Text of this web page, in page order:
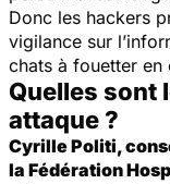
Donc les hackers
vigilance sur
chats à fouetter en
Quelles sont
attaque ?
Cyrille Politi,
la Fédération